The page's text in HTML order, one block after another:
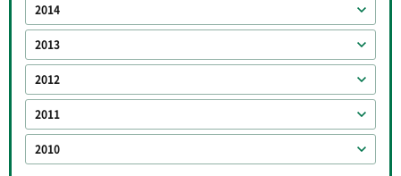
2014
2013
2012
2011
2010